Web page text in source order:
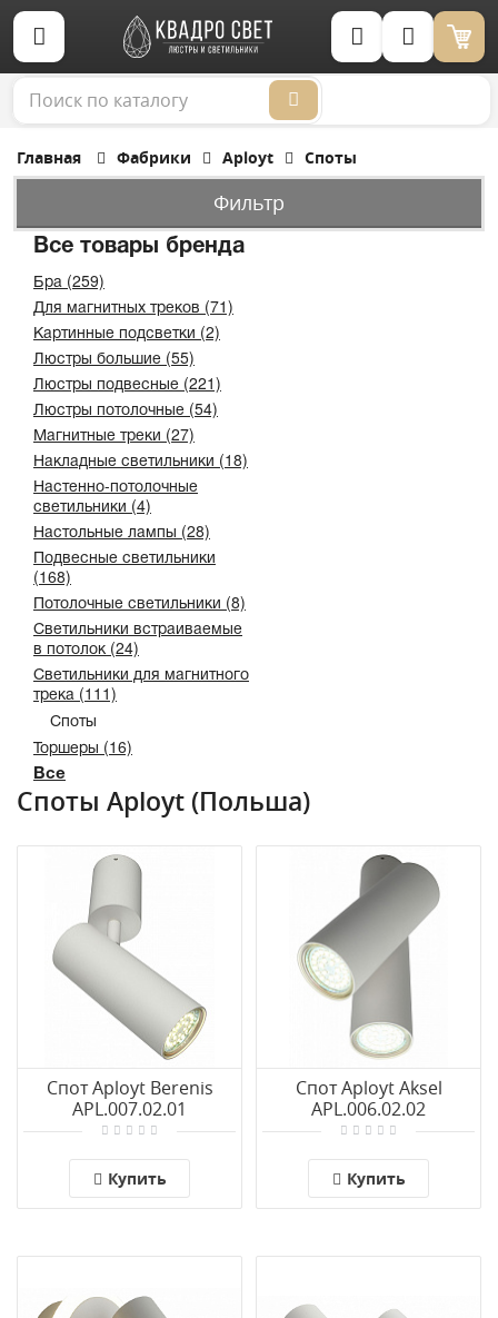
Корзина (0)
Главная Фабрики Aployt Споты
Фильтр
Все товары бренда
Бра (259)
Для магнитных треков (71)
Картинные подсветки (2)
Люстры большие (55)
Люстры подвесные (221)
Люстры потолочные (54)
Магнитные треки (27)
Накладные светильники (18)
Настенно-потолочные
светильники (4)
Настольные лампы (28)
Подвесные светильники
(168)
Потолочные светильники (8)
Светильники встраиваемые
в потолок (24)
Светильники для магнитного
трека (111)
Споты
Торшеры (16)
Все
Споты Aployt (Польша)
Спот Aployt Berenis
APL.007.02.01
Купить
Спот Aployt Aksel
APL.006.02.02
Купить